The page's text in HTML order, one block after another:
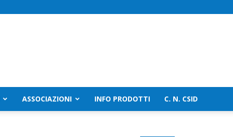
ASSOCIAZIONI INFO PRODOTTI C. N. CSID